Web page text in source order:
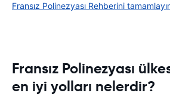
Fransız Polinezyası Rehberini
Fransız Polinezyası
en iyi yolları nelerdir?